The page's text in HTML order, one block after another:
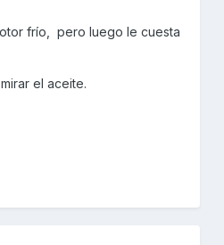
frío, pero luego le cuesta
el aceite.